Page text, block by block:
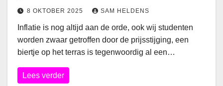
8 OKTOBER 2025 SAM HELDENS
Inflatie is nog altijd aan de orde, ook wij studenten
worden zwaar getroffen door de prijsstijging, een
biertje op het terras is tegenwoordig al een…
Lees verder